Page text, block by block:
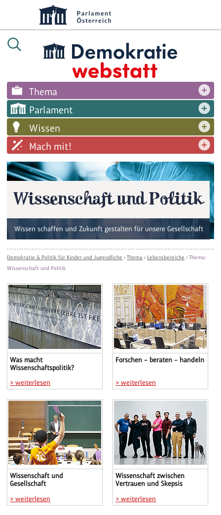
Thema
Parlament
Wissen
Mach mit!
Wissenschaft und Politik
Wissen schaffen und Zukunft gestalten für unsere Gesellschaft
Demokratie & Politik für Kinder und Jugendliche ›Thema › Lebensbereiche ›Thema:
Wissenschaft und Politik
Was macht
Wissenschaftspolitik?
> weiterlesen
Forschen – beraten – handeln
> weiterlesen
Wissenschaft und
Gesellschaft
> weiterlesen
Wissenschaft zwischen
Vertrauen und Skepsis
> weiterlesen